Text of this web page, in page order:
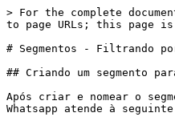
> For the complete
to page URLs; this page
# Segmentos - Filtrando
## Criando um segmento
Após criar e nomear o
Whatsapp atende à